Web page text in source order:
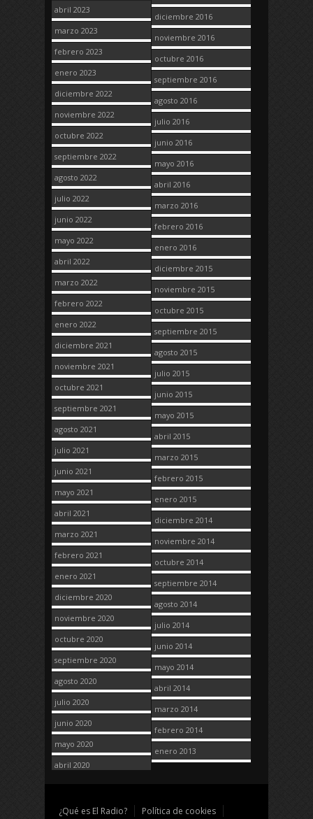
abril 2023
marzo 2023
febrero 2023
enero 2023
diciembre 2022
noviembre 2022
octubre 2022
septiembre 2022
agosto 2022
julio 2022
junio 2022
mayo 2022
abril 2022
marzo 2022
febrero 2022
enero 2022
diciembre 2021
noviembre 2021
octubre 2021
septiembre 2021
agosto 2021
julio 2021
junio 2021
mayo 2021
abril 2021
marzo 2021
febrero 2021
enero 2021
diciembre 2020
noviembre 2020
octubre 2020
septiembre 2020
agosto 2020
julio 2020
junio 2020
mayo 2020
abril 2020
diciembre 2016
noviembre 2016
octubre 2016
septiembre 2016
agosto 2016
julio 2016
junio 2016
mayo 2016
abril 2016
marzo 2016
febrero 2016
enero 2016
diciembre 2015
noviembre 2015
octubre 2015
septiembre 2015
agosto 2015
julio 2015
junio 2015
mayo 2015
abril 2015
marzo 2015
febrero 2015
enero 2015
diciembre 2014
noviembre 2014
octubre 2014
septiembre 2014
agosto 2014
julio 2014
junio 2014
mayo 2014
abril 2014
marzo 2014
febrero 2014
enero 2013
¿Qué es El Radio?
Política de cookies